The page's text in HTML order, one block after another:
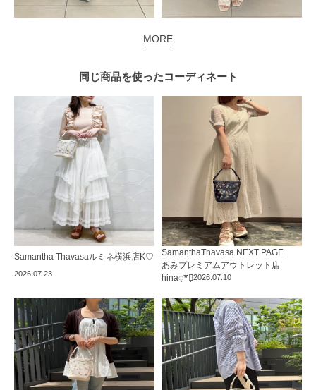
MORE
同じ商品を使ったコーディネート
2026.07.23
Samantha Thavasaルミネ横浜店K♡
2026.07.10
SamanthaThavasa NEXT PAGE
あみプレミアムアウトレット店
hina◌̥*⃝̣